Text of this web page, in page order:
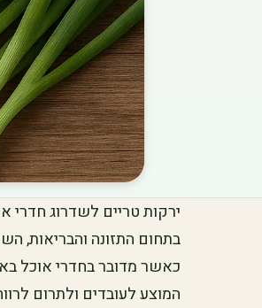
ירקות טריים לשדרוג חדרי
בתחום התזונה והבריאות,
כאשר מדובר בחדרי אוכל
המוצע לעובדים ולתרום